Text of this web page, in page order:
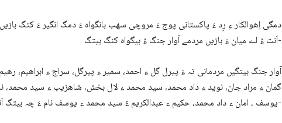
دمگی اِھوالکار ءِ رِد ءَ پاکستانی پوج ءَ مروچی سھب بانگواہ ءَ دمگ انگیر ءَ کتگ
اَنت ءُ اے میان ءَ بازیں مردمے آوار جنگ ءُ بیگواہ کنگ بیتگ-
آوار جنگ بیتگیں مردمانی تہ ءَ پیرل گل ء احمد، سمیر ء پیرگل، سراج ء ابراھیم،
گمان ء مراد جان، نوید ء داد محمد، سید محمد ء لال بخش، شاھزیب ء سید محمد،
یوسف ، امان ء داد محمد، حکیم ء عبدالکریم ءُ سید محمد ء یوسف نام ءَ چہ بیتگ اَنت-